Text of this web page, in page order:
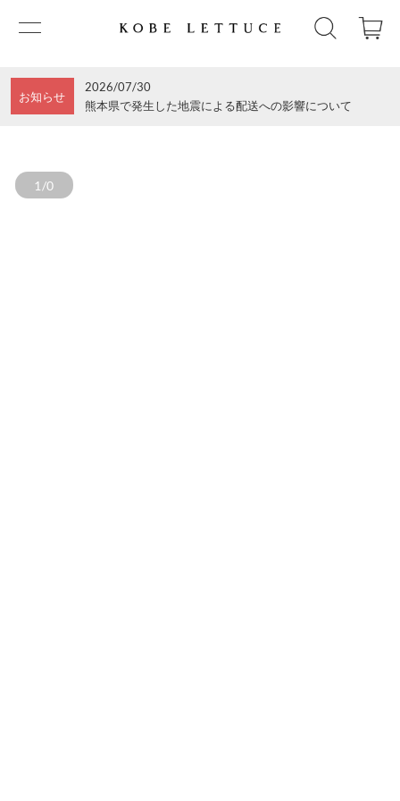
お知らせ
2026/07/30
熊本県で発生した地震による配送への影響について
1/0